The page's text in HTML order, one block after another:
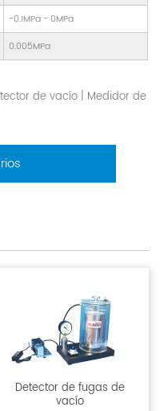
-0.1MPa - 0MPa
0.005MPa
de vacío | Medidor de
Detector de fugas de
vacío